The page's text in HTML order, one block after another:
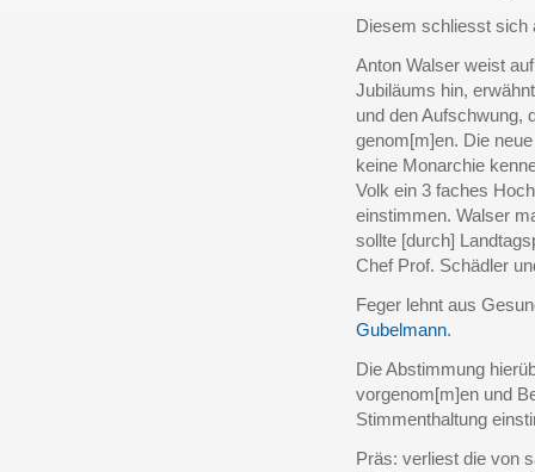
Diesem schliesst sich
Anton Walser weist
Jubiläums hin,
und den Aufschwung,
genom[m]en. Die
keine Monarchie
Volk ein 3 faches
einstimmen. Walser
sollte [durch]
Chef Prof. Schädler
Feger lehnt aus
Gubelmann.
Die Abstimmung
vorgenom[m]en und
Stimmenthaltung
Präs: verliest die von